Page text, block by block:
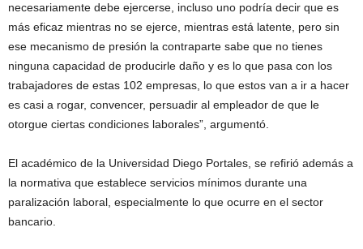
necesariamente debe ejercerse, incluso uno podría decir que es
más eficaz mientras no se ejerce, mientras está latente, pero sin
ese mecanismo de presión la contraparte sabe que no tienes
ninguna capacidad de producirle daño y es lo que pasa con los
trabajadores de estas 102 empresas, lo que estos van a ir a hacer
es casi a rogar, convencer, persuadir al empleador de que le
otorgue ciertas condiciones laborales”, argumentó.
El académico de la Universidad Diego Portales, se refirió además a
la normativa que establece servicios mínimos durante una
paralización laboral, especialmente lo que ocurre en el sector
bancario.